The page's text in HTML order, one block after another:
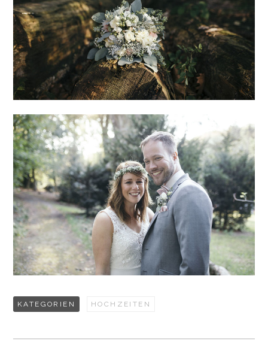
KATEGORIEN HOCHZEITEN